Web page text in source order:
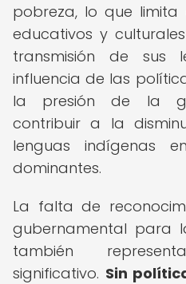
pobreza, lo que
educativos y
transmisión de sus
influencia de las
la presión de la
contribuir a la
lenguas indígenas
dominantes.
La falta de
gubernamental para
también
significativo. Sin